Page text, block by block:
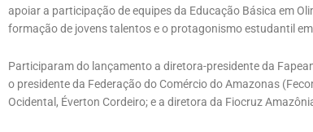
apoiar a participação de equipes da Educação Básica em
formação de jovens talentos e o protagonismo estudantil
Participaram do lançamento a diretora-presidente da
o presidente da Federação do Comércio do Amazonas
Ocidental, Éverton Cordeiro; e a diretora da Fiocruz